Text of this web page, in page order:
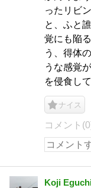
ったリビ
と、ふと
覚にも陥
う、得体
うな感覚
を侵食し
ナイス
コメント
Koji